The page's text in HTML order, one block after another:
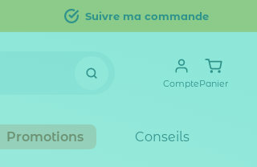
Suivre ma commande
ComptePanier
Promotions Conseils